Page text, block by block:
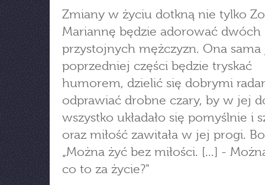
Zmiany w życiu dotkną nie tylko
Mariannę będzie adorować dwóch
przystojnych mężczyzn. Ona sama
poprzedniej części będzie tryskać
humorem, dzielić się dobrymi
odprawiać drobne czary, by w jej
wszystko układało się pomyślnie i
oraz miłość zawitała w jej progi.
„Można żyć bez miłości. [...] -
co to za życie?"